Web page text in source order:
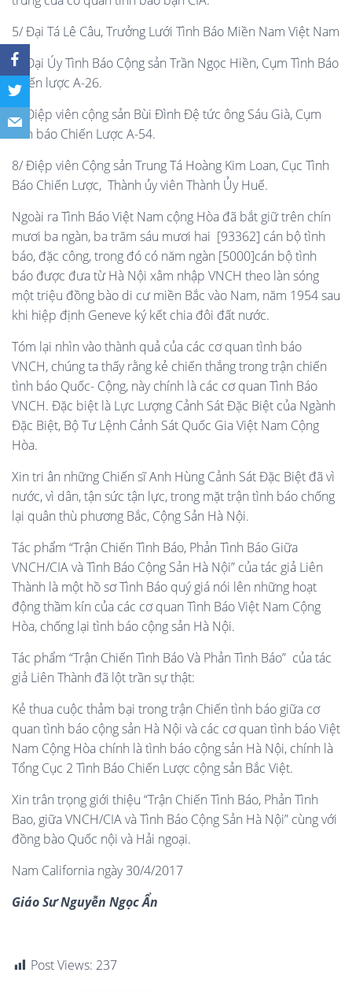
5/ Đại Tá Lê Câu, Trưởng Lưới Tình Báo Miền Nam Việt Nam
6/ Đại Úy Tình Báo Cộng sản Trần Ngọc Hiền, Cụm Tình Báo
chiến lược A-26.
7/ Điệp viên cộng sản Bùi Đình Đệ tức ông Sáu Già, Cụm
tình báo Chiến Lược A-54.
8/ Điệp viên Cộng sản Trung Tá Hoàng Kim Loan, Cục Tình
Báo Chiến Lược, Thành ủy viên Thành Ủy Huế.
Ngoài ra Tình Báo Việt Nam cộng Hòa đã bắt giữ trên chín
mươi ba ngàn, ba trăm sáu mươi hai [93362] cán bộ tình
báo, đặc công, trong đó có năm ngàn [5000]cán bộ tình
báo được đưa từ Hà Nội xâm nhập VNCH theo làn sóng
một triệu đồng bào di cư miền Bắc vào Nam, năm 1954 sau
khi hiệp định Geneve ký kết chia đôi đất nước.
Tóm lại nhìn vào thành quả của các cơ quan tình báo
VNCH, chúng ta thấy rằng kẻ chiến thắng trong trận chiến
tình báo Quốc- Cộng, này chính là các cơ quan Tình Báo
VNCH. Đặc biệt là Lực Lượng Cảnh Sát Đặc Biệt của Ngành
Đặc Biệt, Bộ Tư Lệnh Cảnh Sát Quốc Gia Việt Nam Cộng
Hòa.
Xin tri ân những Chiến sĩ Anh Hùng Cảnh Sát Đặc Biệt đã vì
nước, vì dân, tận sức tận lực, trong mặt trận tình báo chống
lại quân thù phương Bắc, Cộng Sản Hà Nội.
Tác phẩm “Trận Chiến Tình Báo, Phản Tình Báo Giữa
VNCH/CIA và Tình Báo Cộng Sản Hà Nội” của tác giả Liên
Thành là một hồ sơ Tình Báo quý giá nói lên những hoạt
động thầm kín của các cơ quan Tình Báo Việt Nam Cộng
Hòa, chống lại tình báo cộng sản Hà Nội.
Tác phẩm “Trận Chiến Tình Báo Và Phản Tình Báo” của tác
giả Liên Thành đã lột trần sự thật:
Kẻ thua cuộc thảm bại trong trận Chiến tình báo giữa cơ
quan tình báo cộng sản Hà Nội và các cơ quan tình báo Việt
Nam Cộng Hòa chính là tình báo cộng sản Hà Nội, chính là
Tổng Cục 2 Tình Báo Chiến Lược cộng sản Bắc Việt.
Xin trân trọng giới thiệu “Trận Chiến Tình Báo, Phản Tình
Bao, giữa VNCH/CIA và Tình Báo Cộng Sản Hà Nội” cùng với
đồng bào Quốc nội và Hải ngoại.
Nam California ngày 30/4/2017
Giáo Sư Nguyễn Ngọc Ẩn
Post Views: 237